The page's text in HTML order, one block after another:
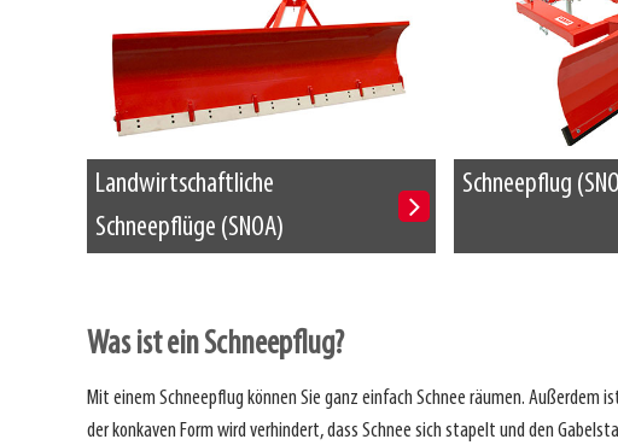
Landwirtschaftliche
Schneepflüge (SNOA)
Schneepflug
Was ist ein Schneepflug?
Mit einem Schneepflug können Sie ganz einfach Schnee räumen.
der konkaven Form wird verhindert, dass Schnee sich stapelt und den